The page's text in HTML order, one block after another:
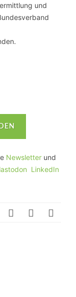
und
Newsletter und
LinkedIn